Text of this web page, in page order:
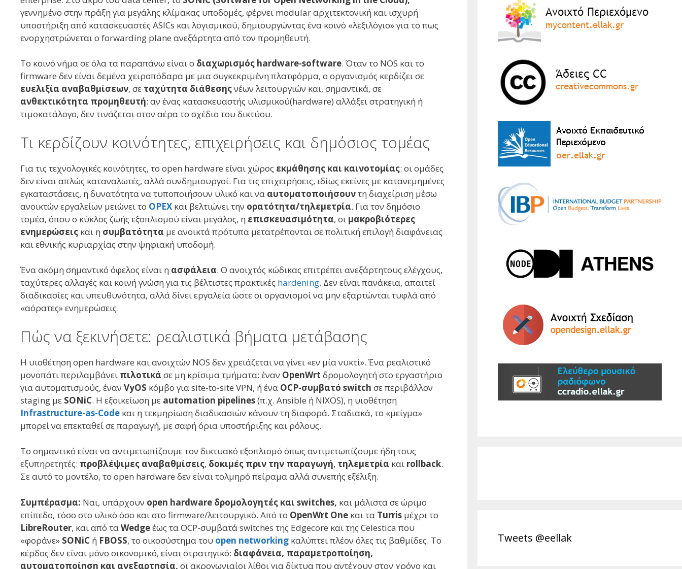
γεννημένο στην πράξη για μεγάλης κλίμακας υποδομές, φέρνει modular αρχιτεκτονική και ισχυρή
υποστήριξη από κατασκευαστές ASICs και λογισμικού, δημιουργώντας ένα κοινό «λεξιλόγιο» για το πως
ενορχηστρώνεται ο forwarding plane ανεξάρτητα από τον προμηθευτή.
Το κοινό νήμα σε όλα τα παραπάνω είναι ο διαχωρισμός hardware-software. Όταν το NOS και το
firmware δεν είναι δεμένα χειροπόδαρα με μια συγκεκριμένη πλατφόρμα, ο οργανισμός κερδίζει σε
ευελιξία αναβαθμίσεων, σε ταχύτητα διάθεσηςνέων λειτουργιών και, σημαντικά, σε
ανθεκτικότητα προμηθευτή: αν ένας κατασκευαστής υλισμικού(hardware) αλλάξει στρατηγική ή
τιμοκατάλογο, δεν τινάζεται στον αέρα το σχέδιο του δικτύου.
Τι κερδίζουν κοινότητες, επιχειρήσεις και δημόσιος τομέας
Για τις τεχνολογικές κοινότητες, το open hardware είναι χώρος εκμάθησης και καινοτομίας: οι ομάδες
δεν είναι απλώς καταναλωτές, αλλά συνδημιουργοί. Για τις επιχειρήσεις, ιδίως εκείνες με κατανεμημένες
εγκαταστάσεις, η δυνατότητα να τυποποιήσουν υλικό και να αυτοματοποιήσουντη διαχείριση μέσω
ανοικτών εργαλείων μειώνει το OPEX και βελτιώνει την ορατότητα/τηλεμετρία. Για τον δημόσιο
τομέα, όπου ο κύκλος ζωής εξοπλισμού είναι μεγάλος, η επισκευασιμότητα, οι μακροβιότερες
ενημερώσεις και η συμβατότητα με ανοικτά πρότυπα μετατρέπονται σε πολιτική επιλογή διαφάνειας
και εθνικής κυριαρχίας στην ψηφιακή υποδομή.
Ένα ακόμη σημαντικό όφελος είναι η ασφάλεια. Ο ανοιχτός κώδικας επιτρέπει ανεξάρτητους ελέγχους,
ταχύτερες αλλαγές και κοινή γνώση για τις βέλτιστες πρακτικές hardening. Δεν είναι πανάκεια, απαιτεί
διαδικασίες και υπευθυνότητα, αλλά δίνει εργαλεία ώστε οι οργανισμοί να μην εξαρτώνται τυφλά από
«αόρατες» ενημερώσεις.
Πώς να ξεκινήσετε: ρεαλιστικά βήματα μετάβασης
Η υιοθέτηση open hardware και ανοιχτών NOS δεν χρειάζεται να γίνει «εν μία νυκτί». Ένα ρεαλιστικό
μονοπάτι περιλαμβάνει πιλοτικά σε μη κρίσιμα τμήματα: έναν OpenWrt δρομολογητή στο εργαστήριο
για αυτοματισμούς, έναν VyOS κόμβο για site-to-site VPN, ή ένα OCP-συμβατό switch σε περιβάλλον
staging με SONiC. Η εξοικείωση με automation pipelines(π.χ. Ansible ή NIXOS), η υιοθέτηση
Infrastructure-as-Code και η τεκμηρίωση διαδικασιών κάνουν τη διαφορά. Σταδιακά, το «μείγμα»
μπορεί να επεκταθεί σε παραγωγή, με σαφή όρια υποστήριξης και ρόλους.
Το σημαντικό είναι να αντιμετωπίζουμε τον δικτυακό εξοπλισμό όπως αντιμετωπίζουμε ήδη τους
εξυπηρετητές: προβλέψιμες αναβαθμίσεις, δοκιμές πριν την παραγωγή, τηλεμετρία και rollback.
Σε αυτό το μοντέλο, το open hardware δεν είναι τολμηρό πείραμα αλλά συνεπής εξέλιξη.
Συμπέρασμα: Ναι, υπάρχουν open hardware δρομολογητές και switches, και μάλιστα σε ώριμο
επίπεδο, τόσο στο υλικό όσο και στο firmware/λειτουργικό. Από το OpenWrt One και τα Turris μέχρι το
LibreRouter, και από ταWedgeέως τα OCP-συμβατά switches της Edgecore και της Celestica που
«φοράνε» SONiC ή FBOSS, το οικοσύστημα του open networking καλύπτει πλέον όλες τις βαθμίδες. Το
κέρδος δεν είναι μόνο οικονομικό, είναι στρατηγικό: διαφάνεια, παραμετροποίηση,
αυτοματοποίηση και ανεξαρτησία, οι ακρογωνιαίοι λίθοι για δίκτυα που αντέχουν στον χρόνο και
Tweets @eellak